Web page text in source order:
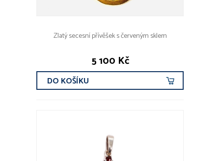
Zlatý secesní přívěšek s červeným sklem
5 100 Kč
DO KOŠÍKU